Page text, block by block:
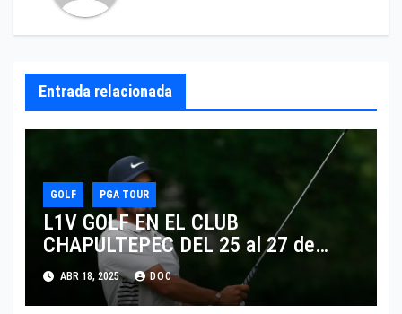
Entrada relacionada
GOLF PGA TOUR
L1V GOLF EN EL CLUB
CHAPULTEPEC DEL 25 al 27 de
Abril
ABR 18, 2025 DOC